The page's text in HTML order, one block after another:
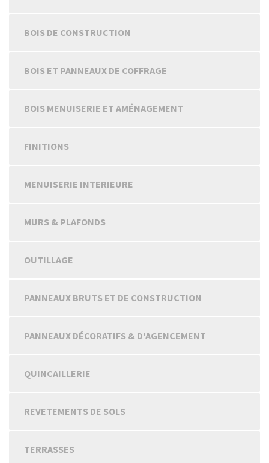
BOIS DE CONSTRUCTION
BOIS ET PANNEAUX DE COFFRAGE
BOIS MENUISERIE ET AMÉNAGEMENT
FINITIONS
MENUISERIE INTERIEURE
MURS & PLAFONDS
OUTILLAGE
PANNEAUX BRUTS ET DE CONSTRUCTION
PANNEAUX DÉCORATIFS & D'AGENCEMENT
QUINCAILLERIE
REVETEMENTS DE SOLS
TERRASSES